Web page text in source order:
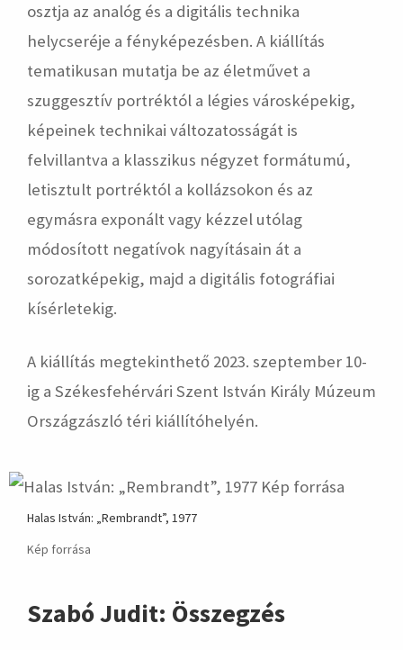
osztja az analóg és a digitális technika
helycseréje a fényképezésben. A kiállítás
tematikusan mutatja be az életművet a
szuggesztív portréktól a légies városképekig,
képeinek technikai változatosságát is
felvillantva a klasszikus négyzet formátumú,
letisztult portréktól a kollázsokon és az
egymásra exponált vagy kézzel utólag
módosított negatívok nagyításain át a
sorozatképekig, majd a digitális fotográfiai
kísérletekig.
A kiállítás megtekinthető 2023. szeptember 10-
ig a Székesfehérvári Szent István Király Múzeum
Országzászló téri kiállítóhelyén.
Halas István: „Rembrandt”, 1977
Kép forrása
Szabó Judit: Összegzés